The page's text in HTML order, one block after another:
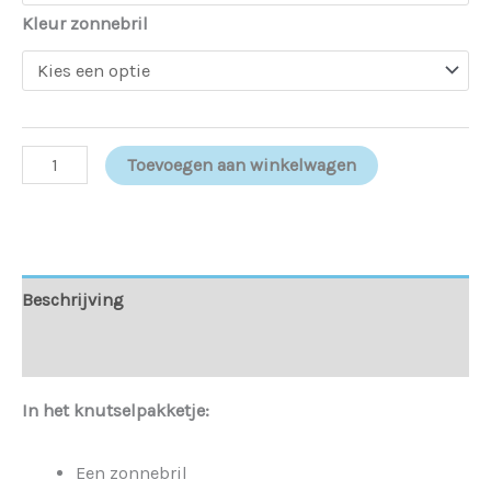
Kleur zonnebril
Toevoegen aan winkelwagen
Beschrijving
In het knutselpakketje:
Een zonnebril